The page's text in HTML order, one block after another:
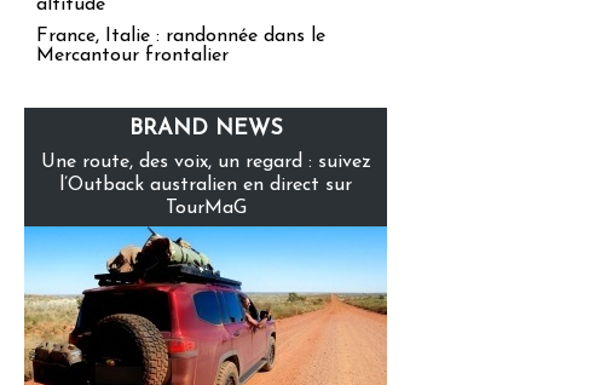
altitude
France, Italie : randonnée dans le
Mercantour frontalier
BRAND NEWS
Une route, des voix, un regard : suivez
l’Outback australien en direct sur
TourMaG